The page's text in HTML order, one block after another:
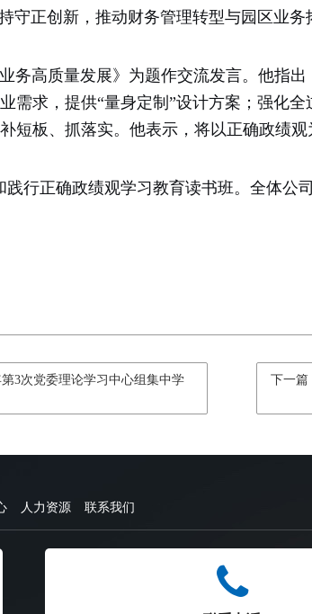
守正创新，推动财务管理转型与园区业
高质量发展》为题作交流发言。他指
需求，提供“量身定制”设计方案；强化
短板、抓落实。他表示，将以正确政绩
正确政绩观学习教育读书班。全体公
3次党委理论学习中心组集中学
下一篇
人力资源 联系我们